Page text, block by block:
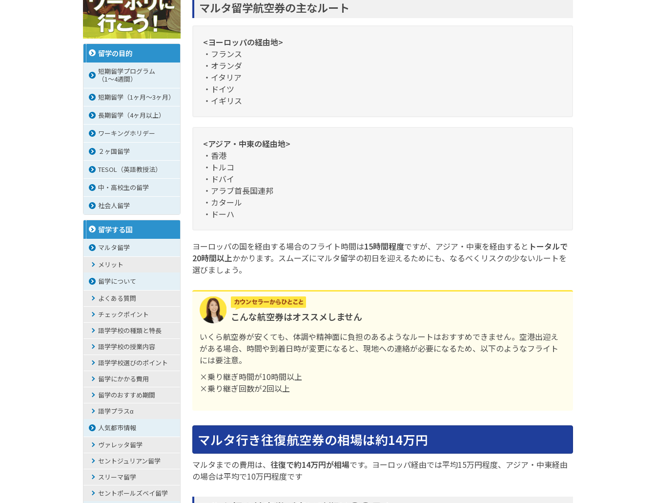
マルタ留学航空券の主なルート
<ヨーロッパの経由地>
・フランス
・オランダ
・イタリア
・ドイツ
・イギリス
<アジア・中東の経由地>
・香港
・トルコ
・ドバイ
・アラブ首長国連邦
・カタール
・ドーハ
ヨーロッパの国を経由する場合のフライト時間は15時間程度ですが、アジア・中東を経由すると トータルで
20時間以上かかります。スムーズにマルタ留学の初日を迎えるためにも、なるべくリスクの少ないルートを
選びましょう。
こんな航空券はオススメしません
いくら航空券が安くても、体調や精神面に負担のあるようなルートはおすすめできません。空港出迎え
がある場合、時間や到着日時が変更になると、現地への連絡が必要になるため、以下のようなフライト
には要注意。
×乗り継ぎ時間が10時間以上
×乗り継ぎ回数が2回以上
マルタ行き往復航空券の相場は約14万円
マルタまでの費用は、 往復で約14万円が相場です。ヨーロッパ経由では平均15万円程度、アジア・中東経由
の場合は平均で10万円程度です
留学の目的
短期留学プログラム
（1～4週間）
短期留学（1ヶ月～3ヶ月）
長期留学（4ヶ月以上）
ワーキングホリデー
２ヶ国留学
TESOL（英語教授法）
中・高校生の留学
社会人留学
留学する国
マルタ留学
メリット
留学について
よくある質問
チェックポイント
語学学校の種類と特長
語学学校の授業内容
語学学校選びのポイント
留学にかかる費用
留学のおすすめ期間
語学プラスα
人気都市情報
ヴァレッタ留学
セントジュリアン留学
スリーマ留学
セントポールズベイ留学